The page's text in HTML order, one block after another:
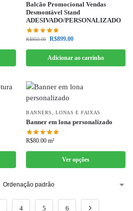
Balcão Promocional Vendas
Desmontável Stand
ADESIVADO/PERSONALIZADO
R$950.00 R$899.00
Adicionar ao carrinho
BANNERS, LONAS E FAIXAS
Banner em lona personalizado
R$80.00 m²
Ver opções
4 5 6